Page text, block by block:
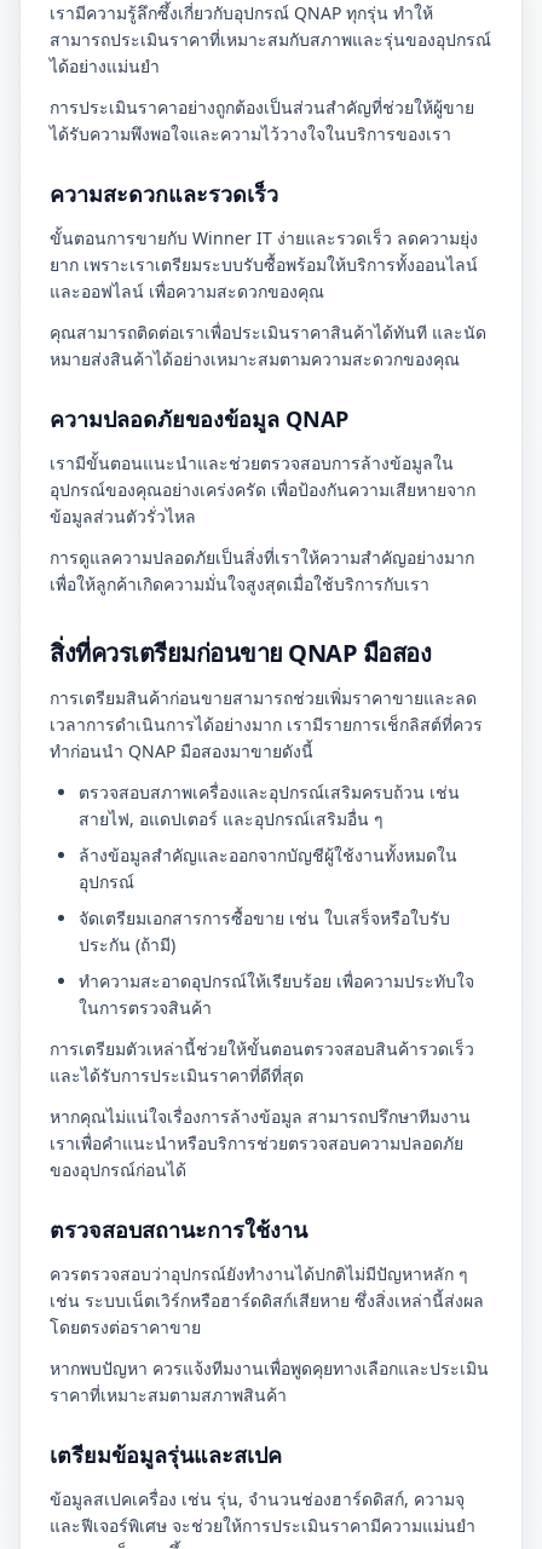
เรามีความรู้ลึกซึ้งเกี่ยวกับอุปกรณ์ QNAP ทุกรุ่น ทำให้
สามารถประเมินราคาที่เหมาะสมกับสภาพและรุ่นของอุปกรณ์
ได้อย่างแม่นยำ
การประเมินราคาอย่างถูกต้องเป็นส่วนสำคัญที่ช่วยให้ผู้ขาย
ได้รับความพึงพอใจและความไว้วางใจในบริการของเรา
ความสะดวกและรวดเร็ว
ขั้นตอนการขายกับ Winner IT ง่ายและรวดเร็ว ลดความยุ่ง
ยาก เพราะเราเตรียมระบบรับซื้อพร้อมให้บริการทั้งออนไลน์
และออฟไลน์ เพื่อความสะดวกของคุณ
คุณสามารถติดต่อเราเพื่อประเมินราคาสินค้าได้ทันที และนัด
หมายส่งสินค้าได้อย่างเหมาะสมตามความสะดวกของคุณ
ความปลอดภัยของข้อมูล QNAP
เรามีขั้นตอนแนะนำและช่วยตรวจสอบการล้างข้อมูลใน
อุปกรณ์ของคุณอย่างเคร่งครัด เพื่อป้องกันความเสียหายจาก
ข้อมูลส่วนตัวรั่วไหล
การดูแลความปลอดภัยเป็นสิ่งที่เราให้ความสำคัญอย่างมาก
เพื่อให้ลูกค้าเกิดความมั่นใจสูงสุดเมื่อใช้บริการกับเรา
สิ่งที่ควรเตรียมก่อนขาย QNAP มือสอง
การเตรียมสินค้าก่อนขายสามารถช่วยเพิ่มราคาขายและลด
เวลาการดำเนินการได้อย่างมาก เรามีรายการเช็กลิสต์ที่ควร
ทำก่อนนำ QNAP มือสองมาขายดังนี้
ตรวจสอบสภาพเครื่องและอุปกรณ์เสริมครบถ้วน เช่น
สายไฟ, อแดปเตอร์ และอุปกรณ์เสริมอื่น ๆ
ล้างข้อมูลสำคัญและออกจากบัญชีผู้ใช้งานทั้งหมดใน
อุปกรณ์
จัดเตรียมเอกสารการซื้อขาย เช่น ใบเสร็จหรือใบรับ
ประกัน (ถ้ามี)
ทำความสะอาดอุปกรณ์ให้เรียบร้อย เพื่อความประทับใจ
ในการตรวจสินค้า
การเตรียมตัวเหล่านี้ช่วยให้ขั้นตอนตรวจสอบสินค้ารวดเร็ว
และได้รับการประเมินราคาที่ดีที่สุด
หากคุณไม่แน่ใจเรื่องการล้างข้อมูล สามารถปรึกษาทีมงาน
เราเพื่อคำแนะนำหรือบริการช่วยตรวจสอบความปลอดภัย
ของอุปกรณ์ก่อนได้
ตรวจสอบสถานะการใช้งาน
ควรตรวจสอบว่าอุปกรณ์ยังทำงานได้ปกติไม่มีปัญหาหลัก ๆ
เช่น ระบบเน็ตเวิร์กหรือฮาร์ดดิสก์เสียหาย ซึ่งสิ่งเหล่านี้ส่งผล
โดยตรงต่อราคาขาย
หากพบปัญหา ควรแจ้งทีมงานเพื่อพูดคุยทางเลือกและประเมิน
ราคาที่เหมาะสมตามสภาพสินค้า
เตรียมข้อมูลรุ่นและสเปค
ข้อมูลสเปคเครื่อง เช่น รุ่น, จำนวนช่องฮาร์ดดิสก์, ความจุ
และฟีเจอร์พิเศษ จะช่วยให้การประเมินราคามีความแม่นยำ